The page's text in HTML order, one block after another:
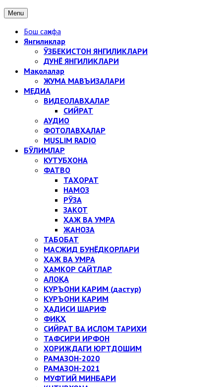
Menu
Бош саҳифа
Янгиликлар
ЎЗБЕКИСТОН ЯНГИЛИКЛАРИ
ДУНЁ ЯНГИЛИКЛАРИ
Мақолалар
ЖУМА МАВЪИЗАЛАРИ
МЕДИА
ВИДЕОЛАВҲАЛАР
СИЙРАТ
АУДИО
ФОТОЛАВҲАЛАР
MUSLIM RADIO
БЎЛИМЛАР
КУТУБХОНА
ФАТВО
ТАҲОРАТ
НАМОЗ
РЎЗА
ЗАКОТ
ҲАЖ ВА УМРА
ЖАНОЗА
ТАБОБАТ
МАСЖИД БУНЁДКОРЛАРИ
ҲАЖ ВА УМРА
ҲАМКОР САЙТЛАР
АЛОҚА
ҚУРЪОНИ КАРИМ (дастур)
ҚУРЪОНИ КАРИМ
ҲАДИСИ ШАРИФ
ФИҚҲ
СИЙРАТ ВА ИСЛОМ ТАРИХИ
ТАФСИРИ ИРФОН
ХОРИЖДАГИ ЮРТДОШИМ
РАМАЗОН-2020
РАМАЗОН-2021
МУФТИЙ МИНБАРИ